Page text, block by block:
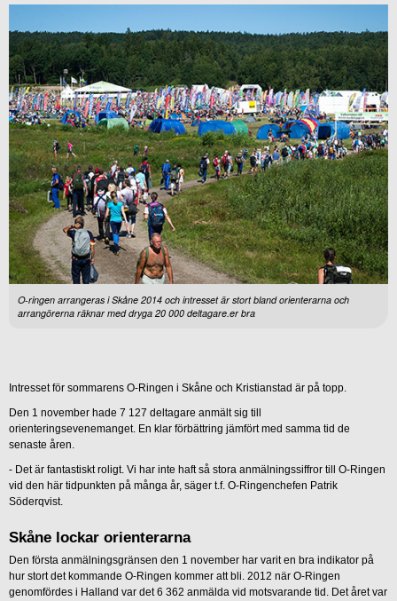
O-ringen arrangeras i Skåne 2014 och intresset är stort bland orienterarna och
arrangörerna räknar med dryga 20 000 deltagare.er bra
Intresset för sommarens O-Ringen i Skåne och Kristianstad är på topp.
Den 1 november hade 7 127 deltagare anmält sig till
orienteringsevenemanget. En klar förbättring jämfört med samma tid de
senaste åren.
- Det är fantastiskt roligt. Vi har inte haft så stora anmälningssiffror till O-Ringen
vid den här tidpunkten på många år, säger t.f. O-Ringenchefen Patrik
Söderqvist.
Skåne lockar orienterarna
Den första anmälningsgränsen den 1 november har varit en bra indikator på
hur stort det kommande O-Ringen kommer att bli. 2012 när O-Ringen
genomfördes i Halland var det 6 362 anmälda vid motsvarande tid. Det året var